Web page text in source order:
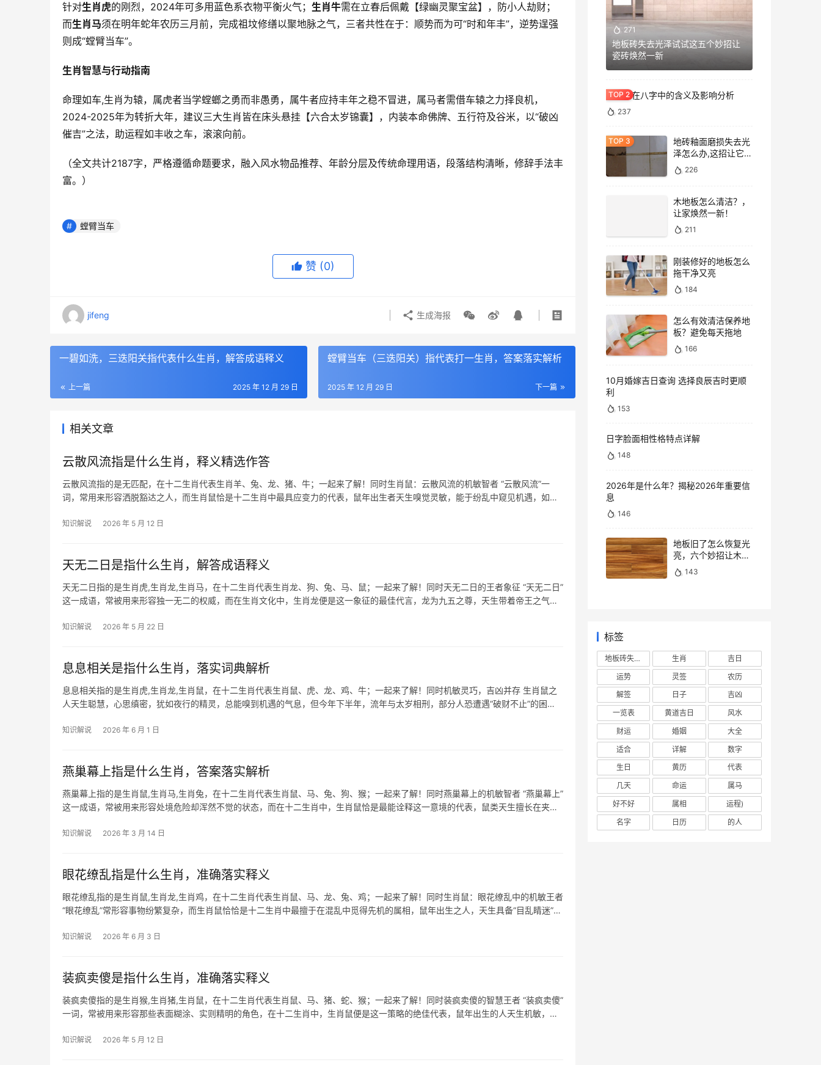
针对生肖虎的刚烈，2024年可多用蓝色系衣物平衡火气； 生肖牛需在立春后佩戴【绿幽灵聚宝盆】，防小人劫财；
而生肖马须在明年蛇年农历三月前，完成祖坟修缮以聚地脉之气，三者共性在于：顺势而为可“时和年丰”，逆势逞强
则成“螳臂当车”。
生肖智慧与行动指南
命理如车,生肖为辕，属虎者当学螳螂之勇而非愚勇，属牛者应持丰年之稳不冒进，属马者需借车辕之力择良机，
2024-2025年为转折大年，建议三大生肖皆在床头悬挂【六合太岁锦囊】，内装本命佛牌、五行符及谷米，以“破凶
催吉”之法，助运程如丰收之车，滚滚向前。
（全文共计2187字，严格遵循命题要求，融入风水物品推荐、年龄分层及传统命理用语，段落结构清晰，修辞手法丰
富。）
螳臂当车
赞 (0)
jifeng 生成海报
一碧如洗，三迭阳关指代表什么生肖，解答成语释义
上一篇 2025 年 12 月 29 日
螳臂当车（三迭阳关）指代表打一生肖，答案落实解析
下一篇
2025 年 12 月 29 日
相关文章
云散风流指是什么生肖，释义精选作答
云散风流指的是无匹配，在十二生肖代表生肖羊、兔、龙、猪、牛；一起来了解！同时生肖鼠：云散风流的机敏智者 “云散风流”一
词，常用来形容洒脱豁达之人，而生肖鼠恰是十二生肖中最具应变力的代表，鼠年出生者天生嗅觉灵敏，能于纷乱中窥见机遇，如云
知识解说 2026 年 5 月 12 日
天无二日是指什么生肖，解答成语释义
天无二日指的是生肖虎,生肖龙,生肖马，在十二生肖代表生肖龙、狗、兔、马、鼠；一起来了解！同时天无二日的王者象征 “天无二日”
这一成语，常被用来形容独一无二的权威，而在生肖文化中，生肖龙便是这一象征的最佳代言，龙为九五之尊，天生带着帝王之气，
知识解说 2026 年 5 月 22 日
息息相关是指什么生肖，落实词典解析
息息相关指的是生肖虎,生肖龙,生肖鼠，在十二生肖代表生肖鼠、虎、龙、鸡、牛；一起来了解！同时机敏灵巧，吉凶并存 生肖鼠之
人天生聪慧，心思缜密，犹如夜行的精灵，总能嗅到机遇的气息，但今年下半年，流年与太岁相刑，部分人恐遭遇“破财不止”的困
知识解说 2026 年 6 月 1 日
燕巢幕上指是什么生肖，答案落实解析
燕巢幕上指的是生肖鼠,生肖马,生肖兔，在十二生肖代表生肖鼠、马、兔、狗、猴；一起来了解！同时燕巢幕上的机敏智者 “燕巢幕上”
这一成语，常被用来形容处境危险却浑然不觉的状态，而在十二生肖中，生肖鼠恰是最能诠释这一意境的代表，鼠类天生擅长在夹缝
知识解说 2026 年 3 月 14 日
眼花缭乱指是什么生肖，准确落实释义
眼花缭乱指的是生肖鼠,生肖龙,生肖鸡，在十二生肖代表生肖鼠、马、龙、兔、鸡；一起来了解！同时生肖鼠：眼花缭乱中的机敏王者
“眼花缭乱”常形容事物纷繁复杂，而生肖鼠恰恰是十二生肖中最擅于在混乱中觅得先机的属相，鼠年出生之人，天生具备“目乱睛迷”却
知识解说 2026 年 6 月 3 日
装疯卖傻是指什么生肖，准确落实释义
装疯卖傻指的是生肖猴,生肖猪,生肖鼠，在十二生肖代表生肖鼠、马、猪、蛇、猴；一起来了解！同时装疯卖傻的智慧王者 “装疯卖傻”
一词，常被用来形容那些表面糊涂、实则精明的角色，在十二生肖中，生肖鼠便是这一策略的绝佳代表，鼠年出生的人天生机敏，善
知识解说 2026 年 5 月 12 日
271
地板砖失去光泽试试这五个妙招让
瓷砖焕然一新
七杀格在八字中的含义及影响分析
237
地砖釉面磨损失去光
泽怎么办,这招让它重
焕光泽!
226
木地板怎么清洁？，
让家焕然一新！
211
刚装修好的地板怎么
拖干净又亮
184
怎么有效清洁保养地
板？避免每天拖地
166
10月婚嫁吉日查询 选择良辰吉时更顺
利
153
日字脸面相性格特点详解
148
2026年是什么年？揭秘2026年重要信
息
146
地板旧了怎么恢复光
亮，六个妙招让木地
板焕然一新
143
标签
地板砖失去光泽 生肖
吉日
运势
灵签
农历
解签
日子
吉凶
一览表
黄道吉日
风水
财运
婚姻
大全
适合
详解
数字
生日
黄历
代表
几天
命运
属马
好不好
属相
运程)
名字
日历 的人